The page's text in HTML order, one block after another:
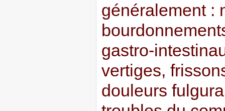
généralement :
gastro-
vertiges,
douleurs